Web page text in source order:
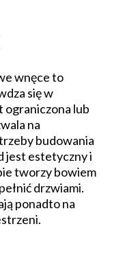
wnęce to
się w
ograniczona lub
na
budowania
jest estetyczny i
tworzy bowiem
drzwiami.
ponadto na